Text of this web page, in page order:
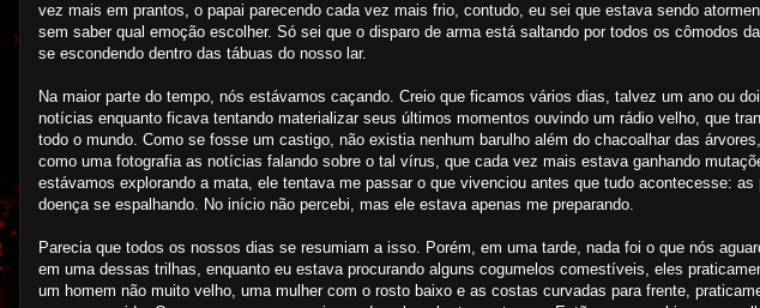
vez mais em prantos, o papai parecendo cada vez mais frio, contudo, eu sei que estava sendo
sem saber qual emoção escolher. Só sei que o disparo de arma está saltando por todos os cômodos
se escondendo dentro das tábuas do nosso lar.
Na maior parte do tempo, nós estávamos caçando. Creio que ficamos vários dias, talvez um ano ou
notícias enquanto ficava tentando materializar seus últimos momentos ouvindo um rádio velho, que
todo o mundo. Como se fosse um castigo, não existia nenhum barulho além do chacoalhar das
como uma fotografia as notícias falando sobre o tal vírus, que cada vez mais estava ganhando
estávamos explorando a mata, ele tentava me passar o que vivenciou antes que tudo acontecesse:
doença se espalhando. No início não percebi, mas ele estava apenas me preparando.
Parecia que todos os nossos dias se resumiam a isso. Porém, em uma tarde, nada foi o que nós
em uma dessas trilhas, enquanto eu estava procurando alguns cogumelos comestíveis, eles
um homem não muito velho, uma mulher com o rosto baixo e as costas curvadas para frente,